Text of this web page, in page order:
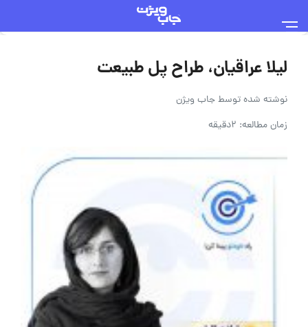
لیلا عراقیان، طراح پل طبیعت
نوشته شده توسطجاب ویژن
زمان مطالعه: 2دقیقه